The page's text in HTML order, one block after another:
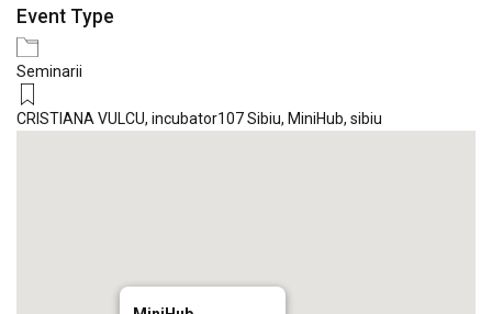
Event Type
Seminarii
CRISTIANA VULCU, incubator107 Sibiu, MiniHub, sibiu